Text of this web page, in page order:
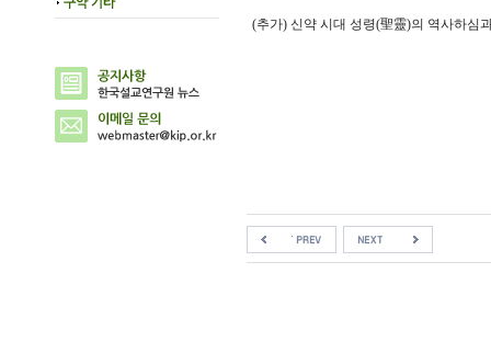
(추가) 신약 시대 성령(聖靈)의 역사하심